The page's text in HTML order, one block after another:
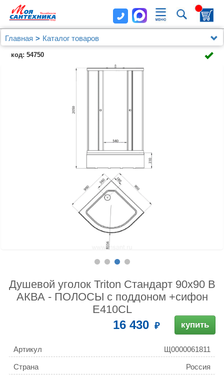
Главная
Каталог товаров
Душевые уголки, ограждения, поддоны
Душевые уголки, ограждения и поддоны Triton
Душевой уголок Triton Стандарт 90х90 В АКВА -
код: 54750
Душевой уголок Triton Стандарт 90х90 В
АКВА - ПОЛОСЫ с поддоном +сифон
E410CL
16 430 купить
Артикул Щ0000061811
Страна Россия